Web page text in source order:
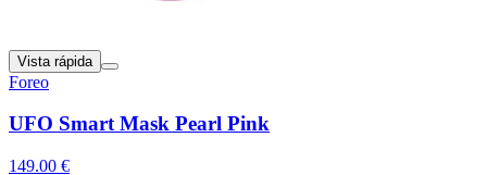
Vista rápida
Foreo
UFO Smart Mask Pearl Pink
149.00 €